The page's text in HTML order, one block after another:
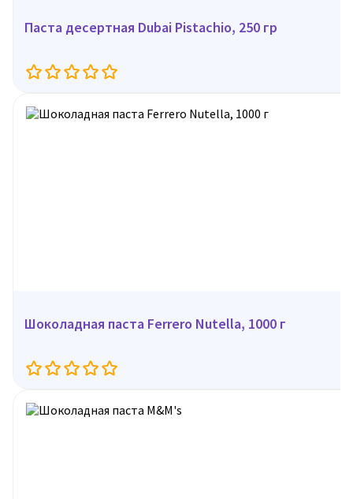
Паста десертная Dubai Pistachio, 250 гр
Шоколадная паста Ferrero Nutella, 1000 г